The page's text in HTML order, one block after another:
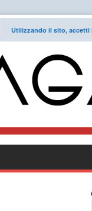
Utilizzando il sito,